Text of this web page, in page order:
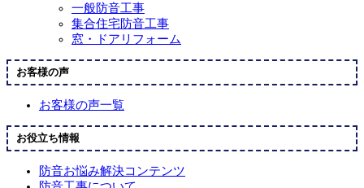
一般防音工事
集合住宅防音工事
窓・ドアリフォーム
お客様の声
お客様の声一覧
お役立ち情報
防音お悩み解決コンテンツ